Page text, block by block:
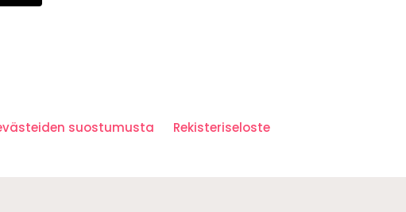
suostumusta Rekisteriseloste